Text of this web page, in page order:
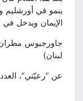
ينمو في أورشليم
الإيمان ويدخل في
جاورجيوس مطران
لبنان)
عن “رعيّتي”، العدد 20، الأحد ١٩ أيار ٢٠١٣